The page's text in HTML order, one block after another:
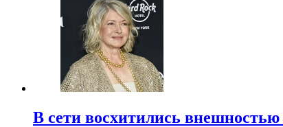
В сети восхитились